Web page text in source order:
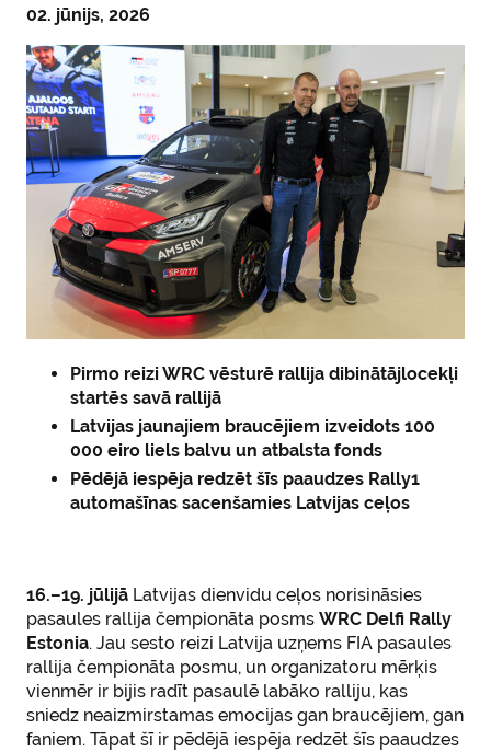
02. jūnijs, 2026
Pirmo reizi WRC vēsturē rallija dibinātājlocekļi
startēs savā rallijā
Latvijas jaunajiem braucējiem izveidots 100
000 eiro liels balvu un atbalsta fonds
Pēdējā iespēja redzēt šīs paaudzes Rally1
automašīnas sacenšamies Latvijas ceļos
16.–19. jūlijā Latvijas dienvidu ceļos norisināsies
pasaules rallija čempionāta posmsWRC Delfi Rally
Estonia. Jau sesto reizi Latvija uzņems FIA pasaules
rallija čempionāta posmu, un organizatoru mērķis
vienmēr ir bijis radīt pasaulē labāko ralliju, kas
sniedz neaizmirstamas emocijas gan braucējiem, gan
faniem. Tāpat šī ir pēdējā iespēja redzēt šīs paaudzes